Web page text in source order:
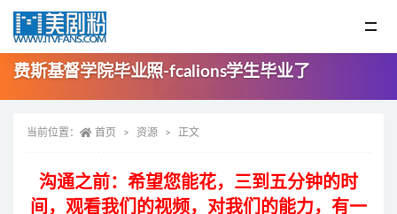
费斯基督学院毕业照-fcalions学生毕业了
当前位置： 首页 资源 正文
沟通之前：希望您能花，三到五分钟的时
间，观看我们的视频，对我们的能力，有一